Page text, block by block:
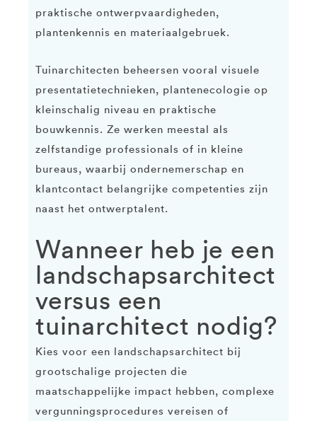
praktische ontwerpvaardigheden,
plantenkennis en materiaalgebruek.
Tuinarchitecten beheersen vooral visuele
presentatietechnieken, plantenecologie op
kleinschalig niveau en praktische
bouwkennis. Ze werken meestal als
zelfstandige professionals of in kleine
bureaus, waarbij ondernemerschap en
klantcontact belangrijke competenties zijn
naast het ontwerptalent.
Wanneer heb je een
landschapsarchitect
versus een
tuinarchitect nodig?
Kies voor een landschapsarchitect bij
grootschalige projecten die
maatschappelijke impact hebben, complexe
vergunningsprocedures vereisen of